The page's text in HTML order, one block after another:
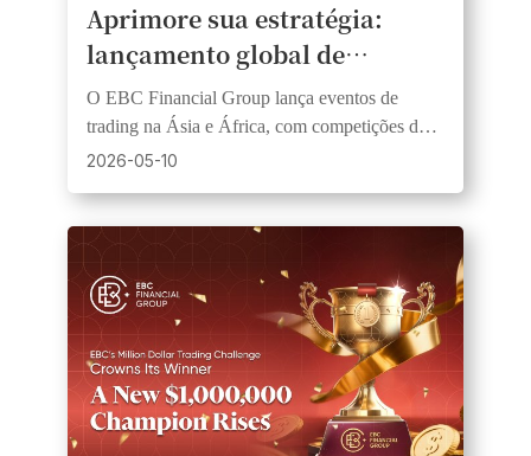
Aprimore sua estratégia:
lançamento global de
competições de trading com
grandes prêmios em
dinheiro.
O EBC Financial Group lança eventos de
trading na Ásia e África, com competições de
trading simuladas e ao vivo para traders de
2026-05-10